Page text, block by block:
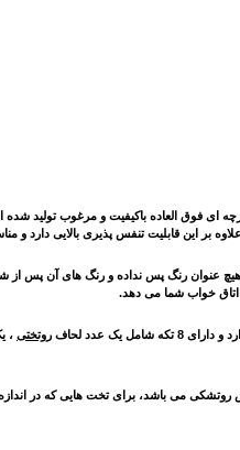
ای فوق العاده باکیفیت و مرغوب تولید
بر این قابلیت تنفس پذیری بالایی
هیچ عنوان رنگ پس نداده و رنگ های آن
اتاق خواب شما می دهد.
یک عدد لحاف روتختی
روتشکی می باشد، برای تخت هایی که در